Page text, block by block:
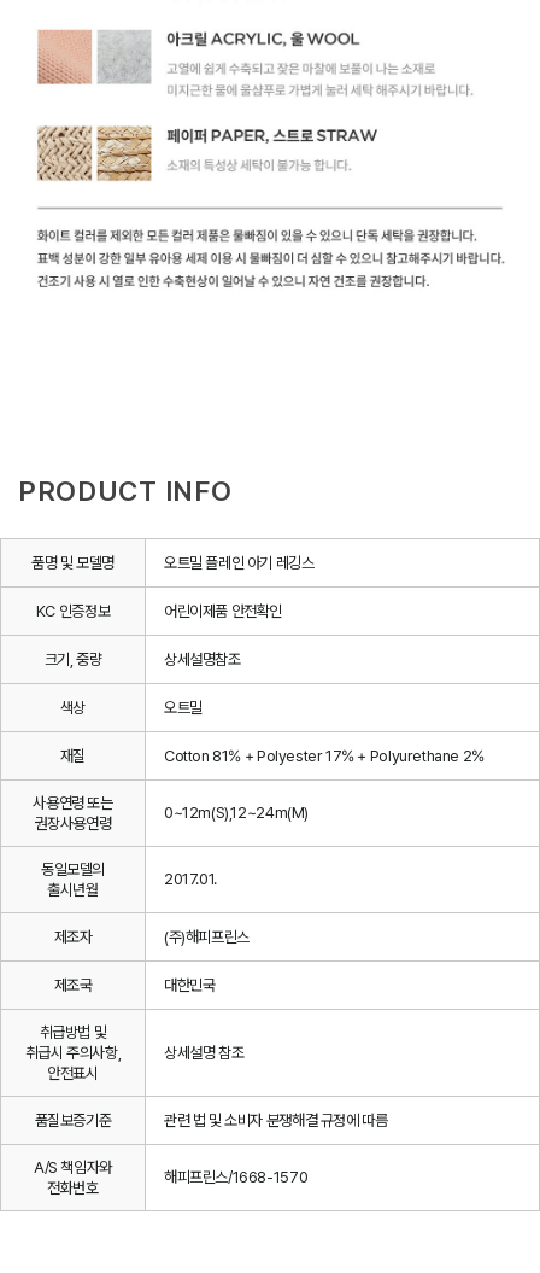
PRODUCT INFO
품명 및 모델명 오트밀 플레인 아기 레깅스
KC 인증정보 어린이제품 안전확인
크기, 중량 상세설명참조
색상 오트밀
재질 Cotton 81% + Polyester 17% + Polyurethane 2%
사용연령 또는
권장사용연령
0~12m(S),12~24m(M)
동일모델의
출시년월
2017.01.
제조자 (주)해피프린스
제조국 대한민국
취급방법 및
취급시 주의사항,
안전표시
상세설명 참조
품질보증기준 관련 법 및 소비자 분쟁해결 규정에 따름
A/S 책임자와
전화번호
해피프린스/1668-1570